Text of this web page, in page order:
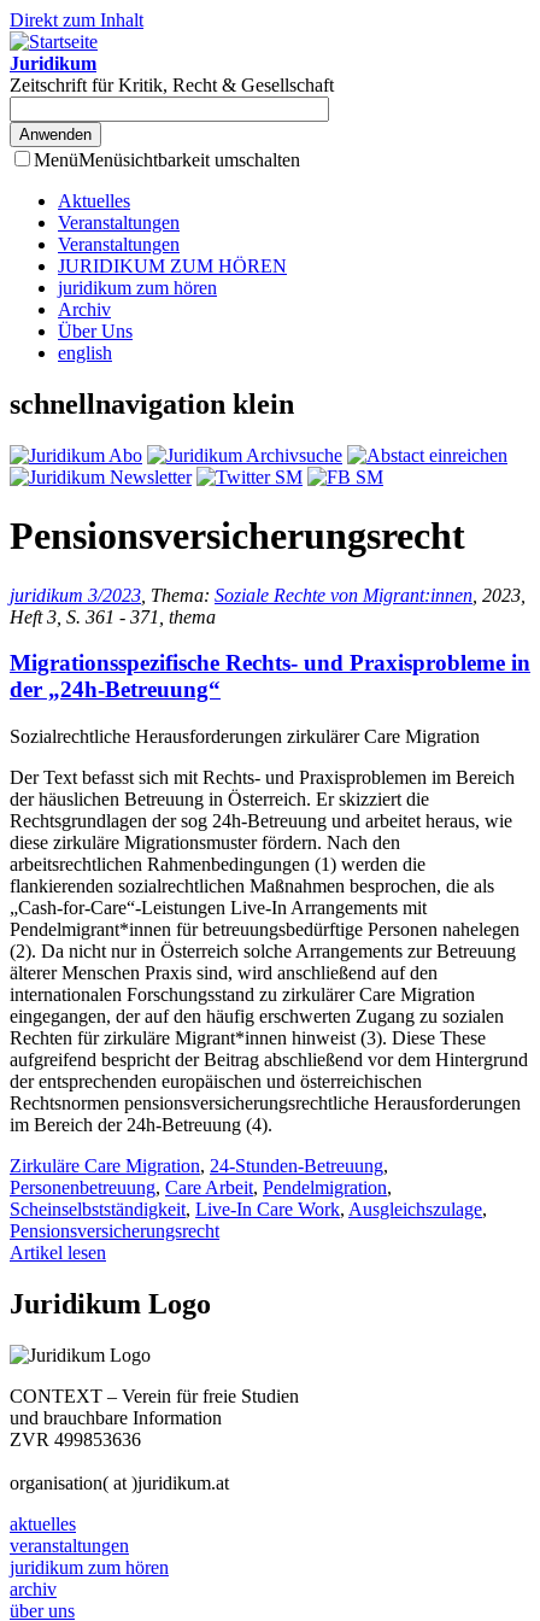
Direkt zum Inhalt
Juridikum
Zeitschrift für Kritik, Recht & Gesellschaft
MenüMenüsichtbarkeit umschalten
Aktuelles
Veranstaltungen
Veranstaltungen
JURIDIKUM ZUM HÖREN
juridikum zum hören
Archiv
Über Uns
english
schnellnavigation klein
Pensionsversicherungsrecht
juridikum 3/2023 , Thema: Soziale Rechte von Migrant:innen , 2023,
Heft 3, S. 361 - 371, thema
Migrationsspezifische Rechts- und Praxisprobleme in
der „24h-Betreuung“
Sozialrechtliche Herausforderungen zirkulärer Care Migration
Der Text befasst sich mit Rechts- und Praxisproblemen im Bereich
der häuslichen Betreuung in Österreich. Er skizziert die
Rechtsgrundlagen der sog 24h-Betreuung und arbeitet heraus, wie
diese zirkuläre Migrationsmuster fördern. Nach den
arbeitsrechtlichen Rahmenbedingungen (1) werden die
flankierenden sozialrechtlichen Maßnahmen besprochen, die als
„Cash-for-Care“-Leistungen Live-In Arrangements mit
Pendelmigrant*innen für betreuungsbedürftige Personen nahelegen
(2). Da nicht nur in Österreich solche Arrangements zur Betreuung
älterer Menschen Praxis sind, wird anschließend auf den
internationalen Forschungsstand zu zirkulärer Care Migration
eingegangen, der auf den häufig erschwerten Zugang zu sozialen
Rechten für zirkuläre Migrant*innen hinweist (3). Diese These
aufgreifend bespricht der Beitrag abschließend vor dem Hintergrund
der entsprechenden europäischen und österreichischen
Rechtsnormen pensionsversicherungsrechtliche Herausforderungen
im Bereich der 24h-Betreuung (4).
Zirkuläre Care Migration, 24-Stunden-Betreuung,
Personenbetreuung, Care Arbeit, Pendelmigration,
Scheinselbstständigkeit, Live-In Care Work, Ausgleichszulage,
Pensionsversicherungsrecht
Artikel lesen
Juridikum Logo
CONTEXT – Verein für freie Studien
und brauchbare Information
ZVR 499853636
organisation( at )juridikum.at
aktuelles
veranstaltungen
juridikum zum hören
archiv
über uns